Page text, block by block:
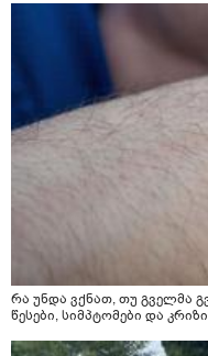
რა უნდა ვქნათ, თუ გველმა
წესები, სიმპტომები და